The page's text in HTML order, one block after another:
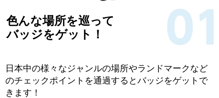
色んな場所を巡って
バッジをゲット！
日本中の様々なジャンルの場所やランドマークなど
のチェックポイントを通過するとバッジをゲットで
きます！